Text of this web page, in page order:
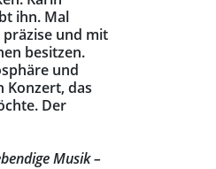
ihn. Mal
und mit
besitzen.
und
Konzert, das
Der
Musik –